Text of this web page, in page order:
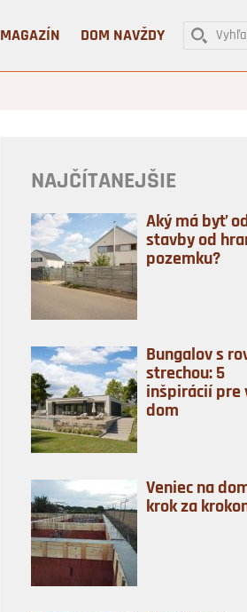
MAGAZÍN DOM NAVŽDY
NAJČÍTANEJŠIE
Aký má byť
stavby od
pozemku?
Bungalov s
strechou: 5
inšpirácií pre
dom
Veniec na
krok za